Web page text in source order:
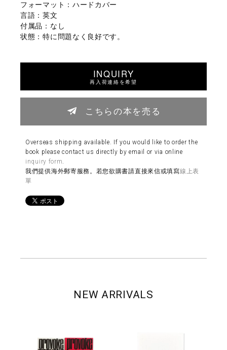
フォーマット：ハードカバー
言語：英文
付属品：なし
状態：特に問題なく良好です。
INQUIRY
再入荷連絡を希望
こちらの本を売る
Overseas shipping available. If you would like to order the
book please contact us directly by email or via online
inquiry form.
我們提供海外郵寄服務。若您欲購書請直接來信或填寫線上表
單
NEW ARRIVALS